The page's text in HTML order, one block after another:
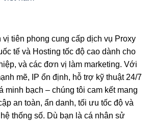
tiên phong cung cấp dịch vụ Proxy
tế và Hosting tốc độ cao dành cho
và các đơn vị làm marketing. Với
mẽ, IP ổn định, hỗ trợ kỹ thuật 24/7
minh bạch – chúng tôi cam kết mang
an toàn, ẩn danh, tối ưu tốc độ và
thống số. Dù bạn là cá nhân sử